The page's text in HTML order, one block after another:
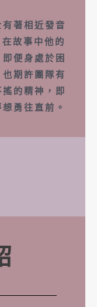
著相近發音
故事中他的
便身處於困
期許團隊有
的精神，即
勇往直前。